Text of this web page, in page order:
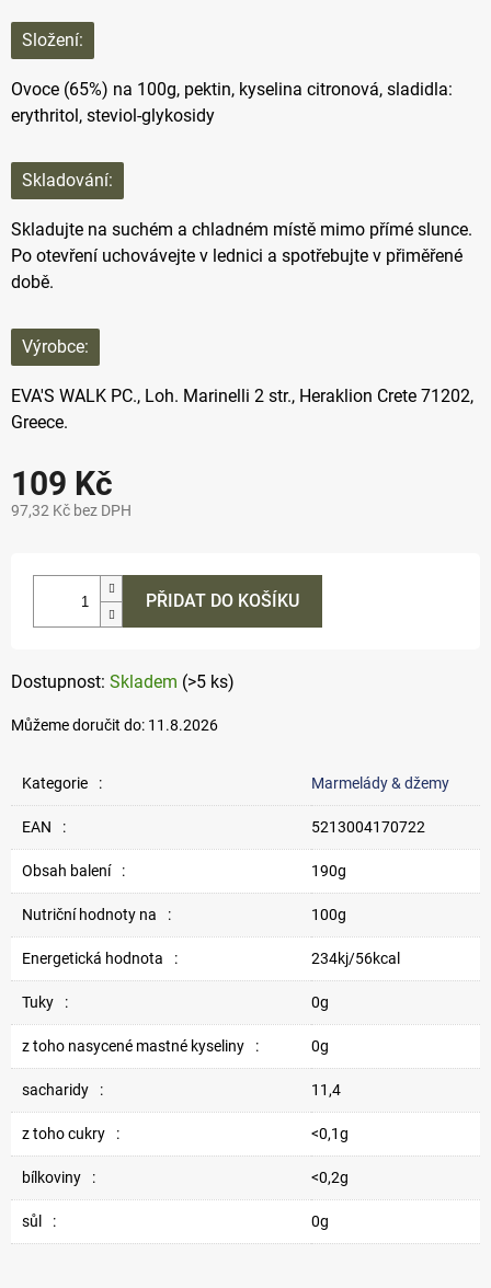
109 Kč
97,32 Kč bez DPH
Skladem (>5 ks)
Můžeme doručit do: 11.8.2026
Složení:
Ovoce (65%) na 100g, pektin, kyselina citronová, sladidla:
erythritol, steviol-glykosidy
Skladování:
Skladujte na suchém a chladném místě mimo přímé slunce.
Po otevření uchovávejte v lednici a spotřebujte v přiměřené
době.
Výrobce:
EVA'S WALK PC., Loh. Marinelli 2 str., Heraklion Crete 71202,
Greece.
PŘIDAT DO KOŠÍKU
Kategorie : Marmelády & džemy
EAN : 5213004170722
Obsah balení : 190g
Nutriční hodnoty na : 100g
Energetická hodnota : 234kj/56kcal
Tuky : 0g
z toho nasycené mastné kyseliny : 0g
sacharidy : 11,4
z toho cukry : <0,1g
bílkoviny : <0,2g
sůl : 0g